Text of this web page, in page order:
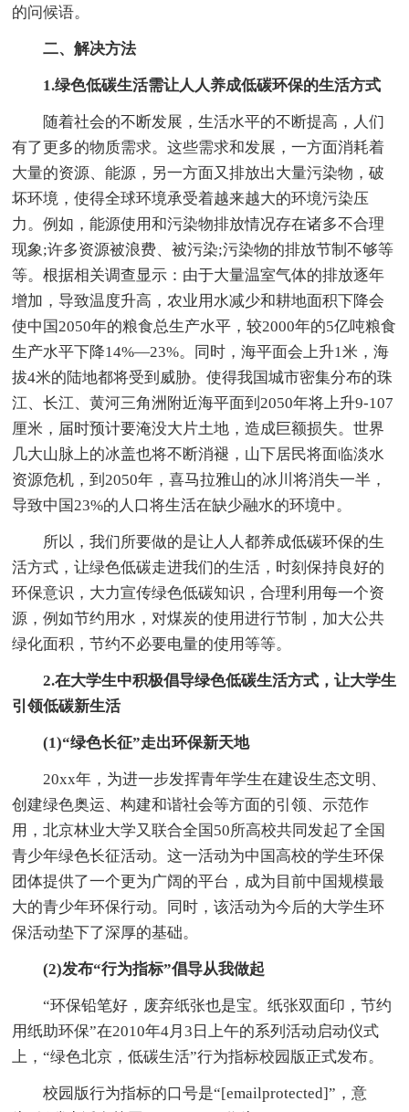
的问候语。
二、解决方法
1.绿色低碳生活需让人人养成低碳环保的生活方式
随着社会的不断发展，生活水平的不断提高，人们
有了更多的物质需求。这些需求和发展，一方面消耗着
大量的资源、能源，另一方面又排放出大量污染物，破
坏环境，使得全球环境承受着越来越大的环境污染压
力。例如，能源使用和污染物排放情况存在诸多不合理
现象;许多资源被浪费、被污染;污染物的排放节制不够等
等。根据相关调查显示：由于大量温室气体的排放逐年
增加，导致温度升高，农业用水减少和耕地面积下降会
使中国2050年的粮食总生产水平，较2000年的5亿吨粮食
生产水平下降14%—23%。同时，海平面会上升1米，海
拔4米的陆地都将受到威胁。使得我国城市密集分布的珠
江、长江、黄河三角洲附近海平面到2050年将上升9-107
厘米，届时预计要淹没大片土地，造成巨额损失。世界
几大山脉上的冰盖也将不断消褪，山下居民将面临淡水
资源危机，到2050年，喜马拉雅山的冰川将消失一半，
导致中国23%的人口将生活在缺少融水的环境中。
所以，我们所要做的是让人人都养成低碳环保的生
活方式，让绿色低碳走进我们的生活，时刻保持良好的
环保意识，大力宣传绿色低碳知识，合理利用每一个资
源，例如节约用水，对煤炭的使用进行节制，加大公共
绿化面积，节约不必要电量的使用等等。
2.在大学生中积极倡导绿色低碳生活方式，让大学生
引领低碳新生活
(1)“绿色长征”走出环保新天地
20xx年，为进一步发挥青年学生在建设生态文明、
创建绿色奥运、构建和谐社会等方面的引领、示范作
用，北京林业大学又联合全国50所高校共同发起了全国
青少年绿色长征活动。这一活动为中国高校的学生环保
团体提供了一个更为广阔的平台，成为目前中国规模最
大的青少年环保行动。同时，该活动为今后的大学生环
保活动垫下了深厚的基础。
(2)发布“行为指标”倡导从我做起
“环保铅笔好，废弃纸张也是宝。纸张双面印，节约
用纸助环保”在2010年4月3日上午的系列活动启动仪式
上，“绿色北京，低碳生活”行为指标校园版正式发布。
校园版行为指标的口号是“[emailprotected]”，意